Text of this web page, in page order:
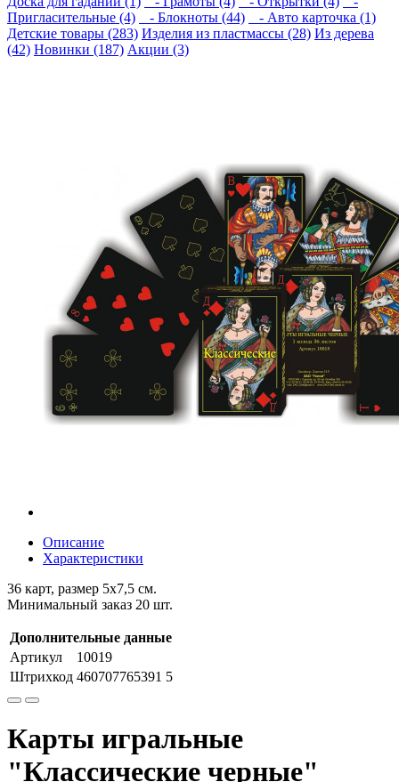
Пригласительные (4)
- Блокноты (44)
- Авто карточка (1)
Детские товары (283) Изделия из пластмассы (28) Из дерева
(42) Новинки (187) Акции (3)
Описание
Характеристики
36 карт, размер 5х7,5 см.
Минимальный заказ 20 шт.
Дополнительные данные
Артикул
10019
Штрихкод 460707765391 5
Карты игральные
"Классические черные"